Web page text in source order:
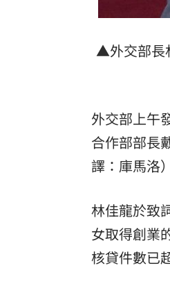
▲外交部長
外交部上午
合作部部長
譯：庫馬洛
林佳龍於致
女取得創業
核貸件數已